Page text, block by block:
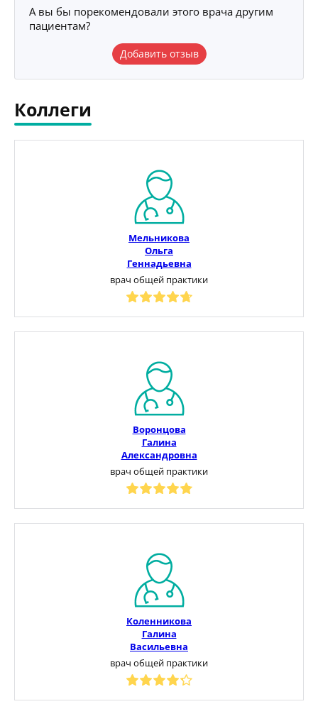
А вы бы порекомендовали этого врача другим
пациентам?
Добавить отзыв
Коллеги
Мельникова
Ольга
Геннадьевна
врач общей практики
Воронцова
Галина
Александровна
врач общей практики
Коленникова
Галина
Васильевна
врач общей практики